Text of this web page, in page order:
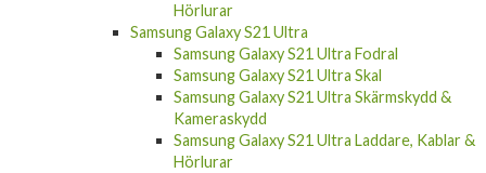
Hörlurar
Samsung Galaxy S21 Ultra
Samsung Galaxy S21 Ultra Fodral
Samsung Galaxy S21 Ultra Skal
Samsung Galaxy S21 Ultra Skärmskydd &
Kameraskydd
Samsung Galaxy S21 Ultra Laddare, Kablar &
Hörlurar